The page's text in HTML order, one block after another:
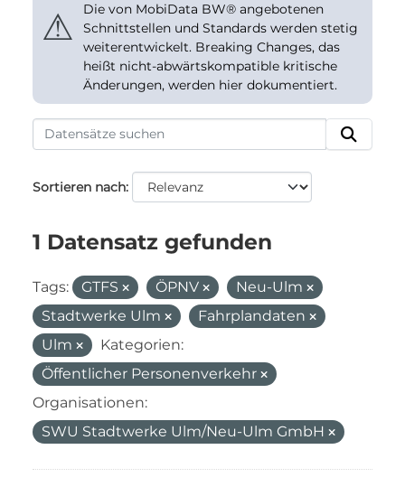
⚠
Die von MobiData BW® angebotenen
Schnittstellen und Standards werden stetig
weiterentwickelt. Breaking Changes, das
heißt nicht-abwärtskompatible kritische
Änderungen, werden hier dokumentiert.
Sortieren nach
1 Datensatz gefunden
Tags: GTFS ÖPNV
Neu-Ulm
Stadtwerke Ulm
Fahrplandaten
Ulm
Kategorien:
Öffentlicher Personenverkehr
Organisationen:
SWU Stadtwerke Ulm/Neu-Ulm GmbH